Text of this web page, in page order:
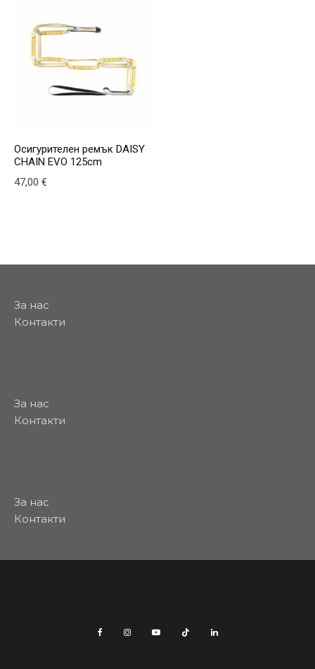
Осигурителен ремък DAISY
CHAIN EVO 125cm
47,00 €
За нас
Контакти
За нас
Контакти
За нас
Контакти